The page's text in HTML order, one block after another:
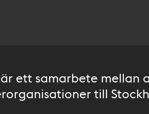
ett samarbete mellan
till